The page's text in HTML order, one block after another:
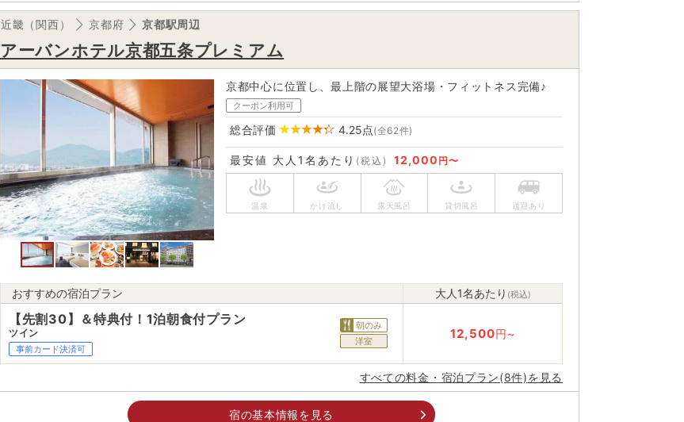
近畿（関西） 京都府 京都駅周辺
アーバンホテル京都五条プレミアム
京都中心に位置し、最上階の展望大浴場・フィットネス完備♪
クーポン利用可
総合評価 4.25点(全62件)
最安値 大人1名あたり (税込) 12,000 円〜
おすすめの宿泊プラン 大人1名あたり (税込)
【先割30】＆特典付！1泊朝食付プラン
ツイン
事前カード決済可
朝のみ
洋室
12,500円~
すべての料金・宿泊プラン(8件)を見る
宿の基本情報を見る